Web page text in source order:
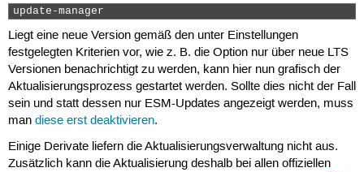
update-manager
Liegt eine neue Version gemäß den unter Einstellungen
festgelegten Kriterien vor, wie z. B. die Option nur über neue LTS
Versionen benachrichtigt zu werden, kann hier nun grafisch der
Aktualisierungsprozess gestartet werden. Sollte dies nicht der Fall
sein und statt dessen nur ESM-Updates angezeigt werden, muss
man diese erst deaktivieren.
Einige Derivate liefern die Aktualisierungsverwaltung nicht aus.
Zusätzlich kann die Aktualisierung deshalb bei allen offiziellen